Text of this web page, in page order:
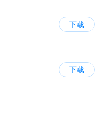
下载
下载